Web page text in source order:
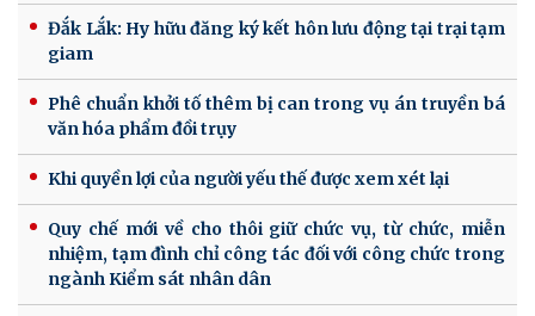
Đắk Lắk: Hy hữu đăng ký kết hôn lưu động tại trại tạm
giam
Phê chuẩn khởi tố thêm bị can trong vụ án truyền bá
văn hóa phẩm đồi trụy
Khi quyền lợi của người yếu thế được xem xét lại
Quy chế mới về cho thôi giữ chức vụ, từ chức, miễn
nhiệm, tạm đình chỉ công tác đối với công chức trong
ngành Kiểm sát nhân dân